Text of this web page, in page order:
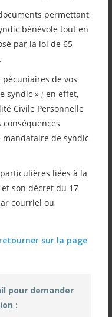
permettant
bénévole tout en
par la loi de 65
pécuniaires de vos
syndic » ; en effet,
Civile Personnelle
de syndic
liées à la
son décret du 17
courriel ou
sur la page
pour demander
:
favoris
les diapos
réunion du
abordé :
copropriété –
disposition